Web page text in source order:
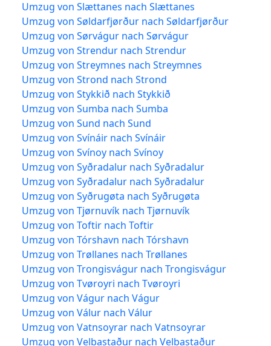
Umzug von Slættanes nach Slættanes
Umzug von Søldarfjørður nach Søldarfjørður
Umzug von Sørvágur nach Sørvágur
Umzug von Strendur nach Strendur
Umzug von Streymnes nach Streymnes
Umzug von Strond nach Strond
Umzug von Stykkið nach Stykkið
Umzug von Sumba nach Sumba
Umzug von Sund nach Sund
Umzug von Svínáir nach Svínáir
Umzug von Svínoy nach Svínoy
Umzug von Syðradalur nach Syðradalur
Umzug von Syðradalur nach Syðradalur
Umzug von Syðrugøta nach Syðrugøta
Umzug von Tjørnuvík nach Tjørnuvík
Umzug von Toftir nach Toftir
Umzug von Tórshavn nach Tórshavn
Umzug von Trøllanes nach Trøllanes
Umzug von Trongisvágur nach Trongisvágur
Umzug von Tvøroyri nach Tvøroyri
Umzug von Vágur nach Vágur
Umzug von Válur nach Válur
Umzug von Vatnsoyrar nach Vatnsoyrar
Umzug von Velbastaður nach Velbastaður